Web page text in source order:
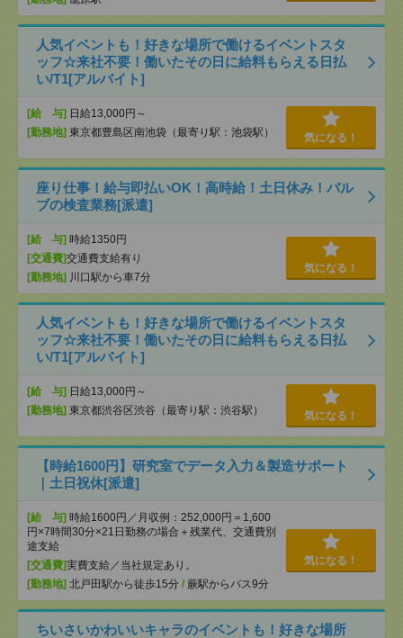
人気イベントも！好きな場所で働けるイベントスタ
ッフ☆来社不要！働いたその日に給料もらえる日払
い/T1[アルバイト]
[給 与] 日給13,000円～
[勤務地] 東京都豊島区南池袋（最寄り駅：池袋駅） 気になる！
座り仕事！給与即払いOK！高時給！土日休み！バル
ブの検査業務[派遣]
[給 与] 時給1350円
[交通費]交通費支給有り
[勤務地] 川口駅から車7分
気になる！
人気イベントも！好きな場所で働けるイベントスタ
ッフ☆来社不要！働いたその日に給料もらえる日払
い/T1[アルバイト]
[給 与] 日給13,000円～
[勤務地] 東京都渋谷区渋谷（最寄り駅：渋谷駅） 気になる！
【時給1600円】研究室でデータ入力＆製造サポート
｜土日祝休[派遣]
[給 与] 時給1600円／月収例：252,000円＝1,600
円×7時間30分×21日勤務の場合＋残業代、交通費別
途支給
[交通費]実費支給／当社規定あり。
[勤務地] 北戸田駅から徒歩15分 / 蕨駅からバス9分
気になる！
ちいさいかわいいキャラのイベントも！好きな場所